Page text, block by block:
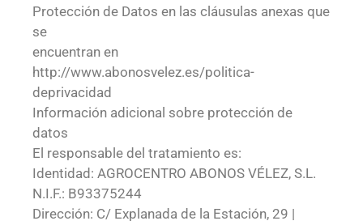
Protección de Datos en las cláusulas anexas que
se
encuentran en
http://www.abonosvelez.es/politica-
deprivacidad
Información adicional sobre protección de
datos
El responsable del tratamiento es:
Identidad: AGROCENTRO ABONOS VÉLEZ, S.L.
N.I.F.: B93375244
Dirección: C/ Explanada de la Estación, 29 |